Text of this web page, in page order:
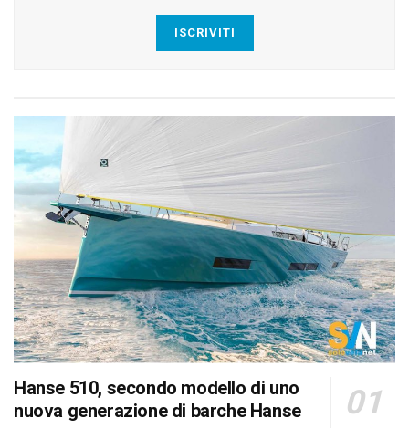
ISCRIVITI
Hanse 510, secondo modello di uno
nuova generazione di barche Hanse